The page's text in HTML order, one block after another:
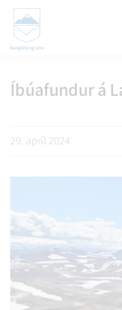
Íbúafundur á
29. apríl 2024
Leita á vef